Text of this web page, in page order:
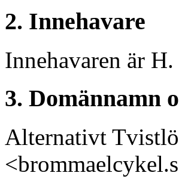
2. Innehavare
Innehavaren är
3. Domännamn
Alternativt